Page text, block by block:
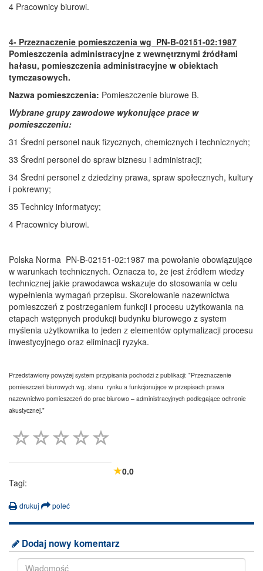
4 Pracownicy biurowi.
4- Przeznaczenie pomieszczenia wg PN-B-02151-02:1987
Pomieszczenia administracyjne z wewnętrznymi źródłami
hałasu, pomieszczenia administracyjne w obiektach
tymczasowych.
Nazwa pomieszczenia: Pomieszczenie biurowe B.
Wybrane grupy zawodowe wykonujące prace w
pomieszczeniu:
31 Średni personel nauk fizycznych, chemicznych i technicznych;
33 Średni personel do spraw biznesu i administracji;
34 Średni personel z dziedziny prawa, spraw społecznych, kultury
i pokrewny;
35 Technicy informatycy;
4 Pracownicy biurowi.
Polska Norma PN-B-02151-02:1987 ma powołanie obowiązujące
w warunkach technicznych. Oznacza to, że jest źródłem wiedzy
technicznej jakie prawodawca wskazuje do stosowania w celu
wypełnienia wymagań przepisu. Skorelowanie nazewnictwa
pomieszczeń z postrzeganiem funkcji i procesu użytkowania na
etapach wstępnych produkcji budynku biurowego z system
myślenia użytkownika to jeden z elementów optymalizacji procesu
inwestycyjnego oraz eliminacji ryzyka.
Przedstawiony powyżej system przypisania pochodzi z publikacji: "Przeznaczenie
pomieszczeń biurowych wg. stanu rynku a funkcjonujące w przepisach prawa
nazewnictwo pomieszczeń do prac biurowo – administracyjnych podlegające ochronie
akustycznej."
0.0
Tagi:
drukuj poleć
Dodaj nowy komentarz